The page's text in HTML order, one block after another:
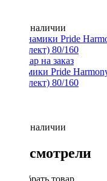
Нет в наличии
Динамики Pride
(комплект) 80/160
Нет в наличии
Вы смотрели
Подобрать товар